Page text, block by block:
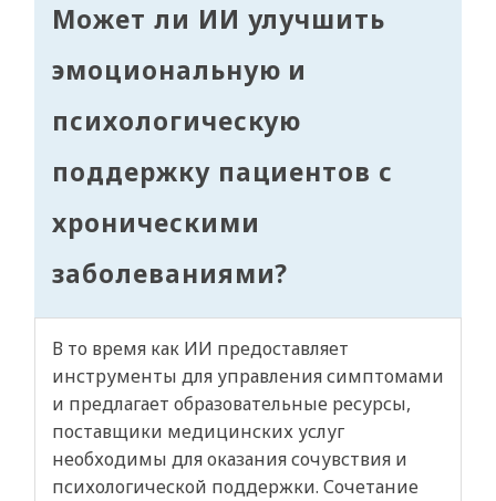
Может ли ИИ улучшить
эмоциональную и
психологическую
поддержку пациентов с
хроническими
заболеваниями?
В то время как ИИ предоставляет
инструменты для управления симптомами
и предлагает образовательные ресурсы,
поставщики медицинских услуг
необходимы для оказания сочувствия и
психологической поддержки. Сочетание